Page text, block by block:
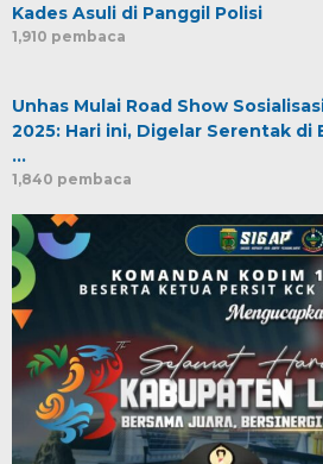
Kades Asuli di Panggil Polisi
1,910 pembaca
Unhas Mulai Road Show
2025: Hari ini, Digelar Serentak di
…
1,840 pembaca